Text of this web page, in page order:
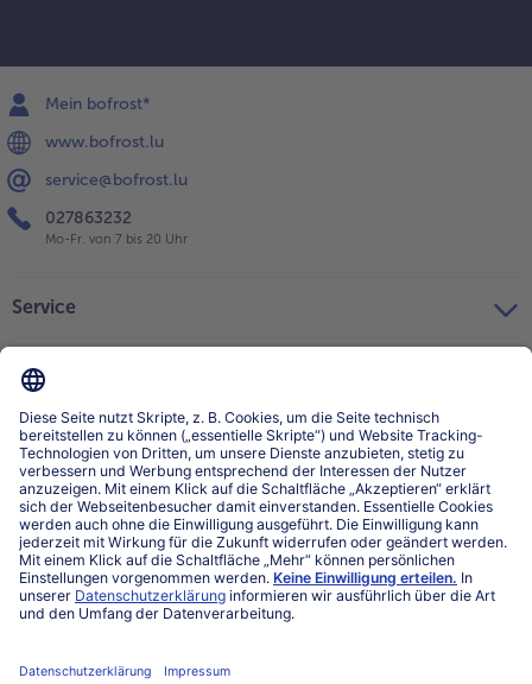
Mein bofrost*
www.bofrost.lu
service@bofrost.lu
027863232
Mo-Fr. von 7 bis 20 Uhr
Service
Über bofrost*
Kategorien